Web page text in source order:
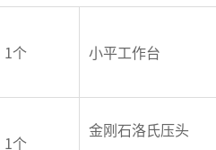
1个 小平工作台
1个
金刚石洛氏压头